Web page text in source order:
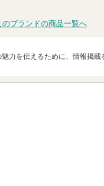
のブランドの商品一覧へ
力を伝えるために、情報掲